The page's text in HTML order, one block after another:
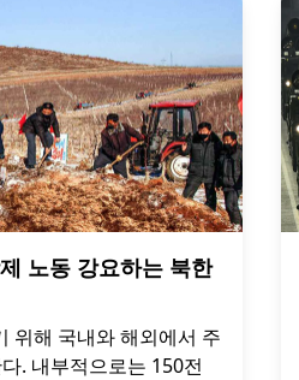
노동 강요하는 북한
위해 국내와 해외에서 주
. 내부적으로는 150전